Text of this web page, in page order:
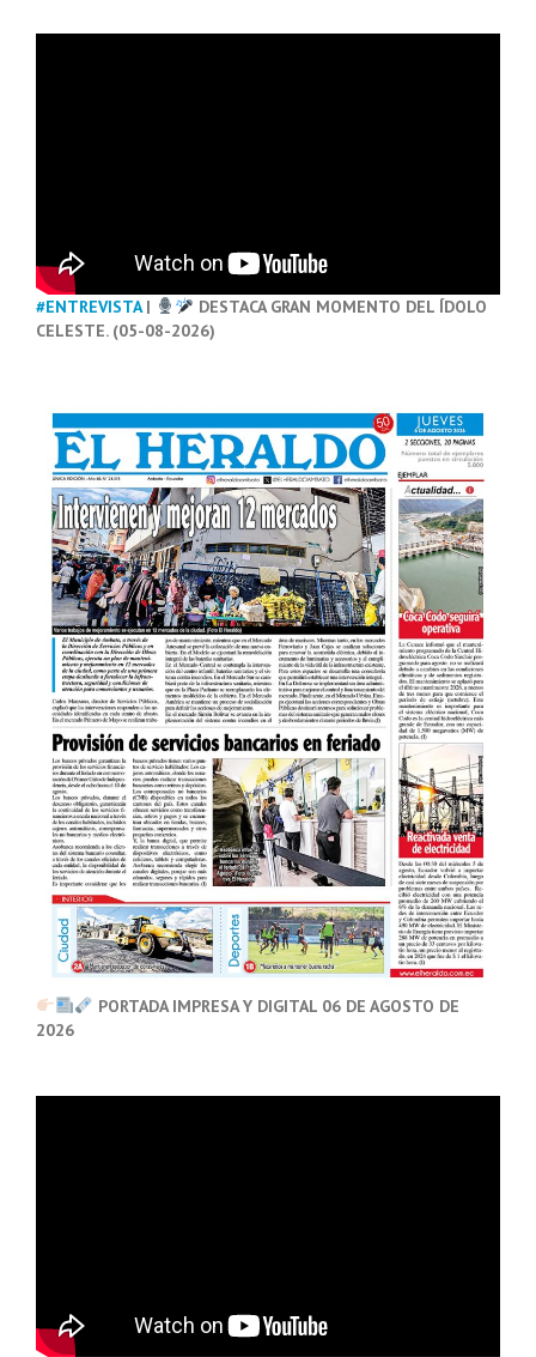
#ENTREVISTA|
DESTACA GRAN MOMENTO DEL ÍDOLO
CELESTE. (05-08-2026)
PORTADA IMPRESA Y DIGITAL 06 DE AGOSTO DE
2026